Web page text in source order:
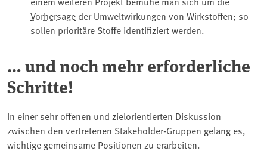
Vorhersage der Umweltwirkungen von Wirkstoffen; so
sollen prioritäre Stoffe identifiziert werden.
… und noch mehr erforderliche
Schritte!
In einer sehr offenen und zielorientierten Diskussion
zwischen den vertretenen Stakeholder-Gruppen gelang es,
wichtige gemeinsame Positionen zu erarbeiten.